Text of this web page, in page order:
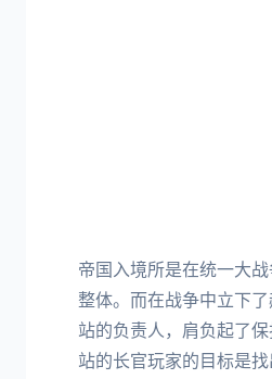
帝国入境所是在统一大
整体。而在战争中立下
站的负责人，肩负起了
站的长官玩家的目标是